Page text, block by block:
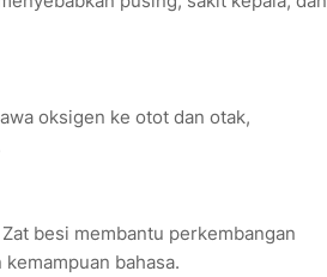
oksigen ke otot dan otak,
Zat besi membantu perkembangan
bahasa.